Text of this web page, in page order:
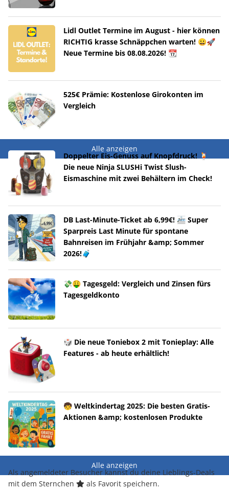
Lidl Outlet Termine im August - hier können
RICHTIG krasse Schnäppchen warten! 😀🚀
Neue Termine bis 08.08.2026! 📆
525€ Prämie: Kostenlose Girokonten im
Vergleich
Alle anzeigen
Doppelter Eis-Genuss auf Knopfdruck! 🍹
Die neue Ninja SLUSHi Twist Slush-
Eismaschine mit zwei Behältern im Check!
DB Last-Minute-Ticket ab 6,99€! 🚈 Super
Sparpreis Last Minute für spontane
Bahnreisen im Frühjahr &amp; Sommer
2026!🧳
💸🤑 Tagesgeld: Vergleich und Zinsen fürs
Tagesgeldkonto
🎲 Die neue Toniebox 2 mit Tonieplay: Alle
Features - ab heute erhältlich!
🧒 Weltkindertag 2025: Die besten Gratis-
Aktionen &amp; kostenlosen Produkte
Alle anzeigen
Als angemeldeter Besucher kannst du deine Lieblings-Deals
mit dem Sternchen
als Favorit speichern.